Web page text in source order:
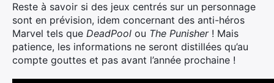
Reste à savoir si des jeux centrés sur un personnage
sont en prévision, idem concernant des anti-héros
Marvel tels que DeadPool ou The Punisher! Mais
patience, les informations ne seront distillées qu’au
compte gouttes et pas avant l’année prochaine !